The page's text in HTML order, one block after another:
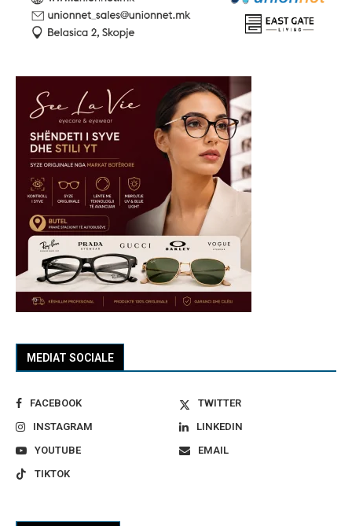
MEDIAT SOCIALE
FACEBOOK
TWITTER
INSTAGRAM
LINKEDIN
YOUTUBE
EMAIL
TIKTOK